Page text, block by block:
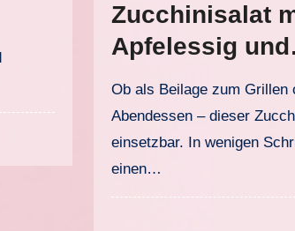
Zucchinisalat
Apfelessig und
Bohnenkraut
Ob als Beilage zum Grillen oder als leichtes
Abendessen – dieser
einsetzbar. In wenigen
einen…